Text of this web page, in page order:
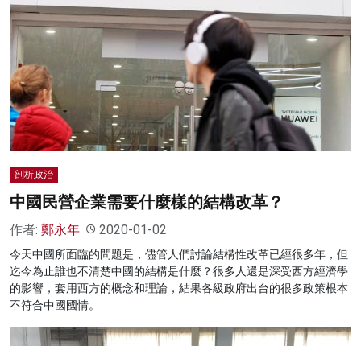
剖析政治
中國民營企業需要什麼樣的結構改革？
作者: 鄭永年 2020-01-02
今天中國所面臨的問題是，儘管人們討論結構性改革已經很多年，但
迄今為止誰也不清楚中國的結構是什麼？很多人還是深受西方經濟學
的影響，套用西方的概念和理論，結果各級政府出台的很多政策根本
不符合中國國情。